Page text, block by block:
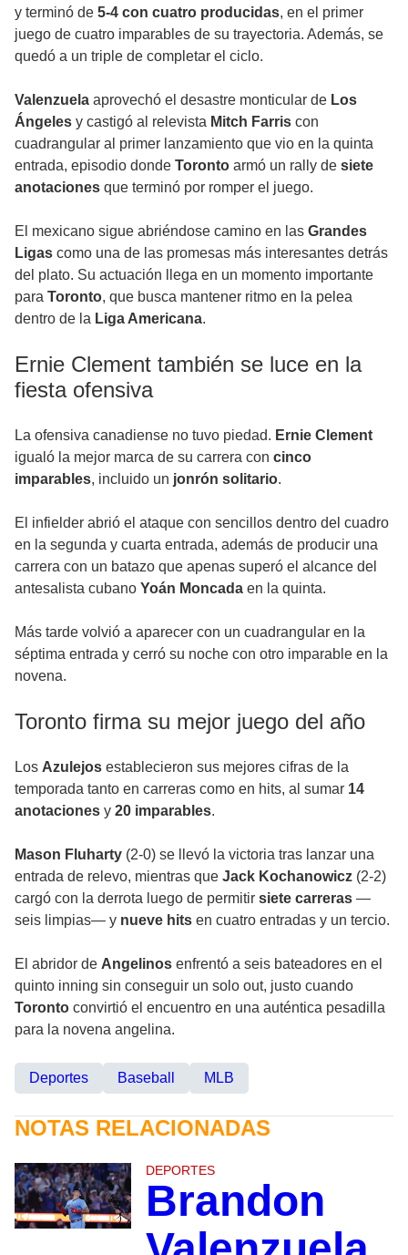
y terminó de 5-4 con cuatro producidas, en el primer
juego de cuatro imparables de su trayectoria. Además, se
quedó a un triple de completar el ciclo.
Valenzuela aprovechó el desastre monticular de Los
Ángeles y castigó al relevista Mitch Farris con
cuadrangular al primer lanzamiento que vio en la quinta
entrada, episodio donde Toronto armó un rally de siete
anotaciones que terminó por romper el juego.
El mexicano sigue abriéndose camino en las Grandes
Ligas como una de las promesas más interesantes detrás
del plato. Su actuación llega en un momento importante
para Toronto, que busca mantener ritmo en la pelea
dentro de la Liga Americana.
Ernie Clement también se luce en la
fiesta ofensiva
La ofensiva canadiense no tuvo piedad. Ernie Clement
igualó la mejor marca de su carrera con cinco
imparables, incluido un jonrón solitario.
El infielder abrió el ataque con sencillos dentro del cuadro
en la segunda y cuarta entrada, además de producir una
carrera con un batazo que apenas superó el alcance del
antesalista cubano Yoán Moncada en la quinta.
Más tarde volvió a aparecer con un cuadrangular en la
séptima entrada y cerró su noche con otro imparable en la
novena.
Toronto firma su mejor juego del año
Los Azulejos establecieron sus mejores cifras de la
temporada tanto en carreras como en hits, al sumar 14
anotaciones y 20 imparables.
Mason Fluharty (2-0) se llevó la victoria tras lanzar una
entrada de relevo, mientras que Jack Kochanowicz (2-2)
cargó con la derrota luego de permitir siete carreras —
seis limpias— y nueve hits en cuatro entradas y un tercio.
El abridor de Angelinos enfrentó a seis bateadores en el
quinto inning sin conseguir un solo out, justo cuando
Toronto convirtió el encuentro en una auténtica pesadilla
para la novena angelina.
Deportes Baseball MLB
NOTAS RELACIONADAS
DEPORTES
Brandon